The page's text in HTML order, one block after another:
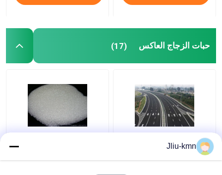
حبات الزجاج العاكس (17)
حبيبات عاكسة على
الطريق الزجاجية نصف
Jliu-kmn